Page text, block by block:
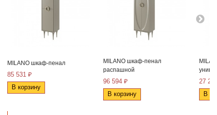
MILANO шкаф-пенал
85 531 ₽
В корзину
MILANO шкаф-пенал
распашной
96 594 ₽
В корзину
27
В